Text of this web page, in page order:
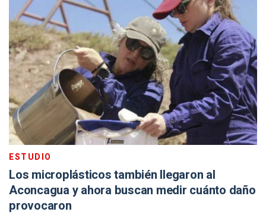
ESTUDIO
Los microplásticos también llegaron al
Aconcagua y ahora buscan medir cuánto daño
provocaron